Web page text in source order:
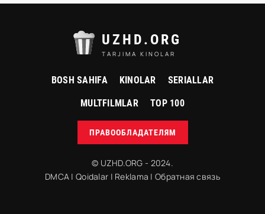
UZHD.ORG
TARJIMA KINOLAR
BOSH SAHIFA KINOLAR SERIALLAR
MULTFILMLAR TOP 100
ПРАВООБЛАДАТЕЛЯМ
© UZHD.ORG - 2024.
DMCA |Qoidalar | Reklama | Обратная связь